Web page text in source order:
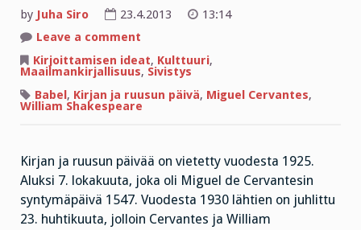
by Juha Siro 23.4.2013
13:14
Leave a comment
ja
ruusun
päivä:
Cervantes
&
Kirjoittamisen ideat, Kulttuuri,
Maailmankirjallisuus, Sivistys
Babel, Kirjan ja ruusun päivä, Miguel Cervantes,
William Shakespeare
Kirjan ja ruusun päivää on vietetty vuodesta 1925.
Aluksi 7. lokakuuta, joka oli Miguel de Cervantesin
syntymäpäivä 1547. Vuodesta 1930 lähtien on juhlittu
23. huhtikuuta, jolloin Cervantes ja William